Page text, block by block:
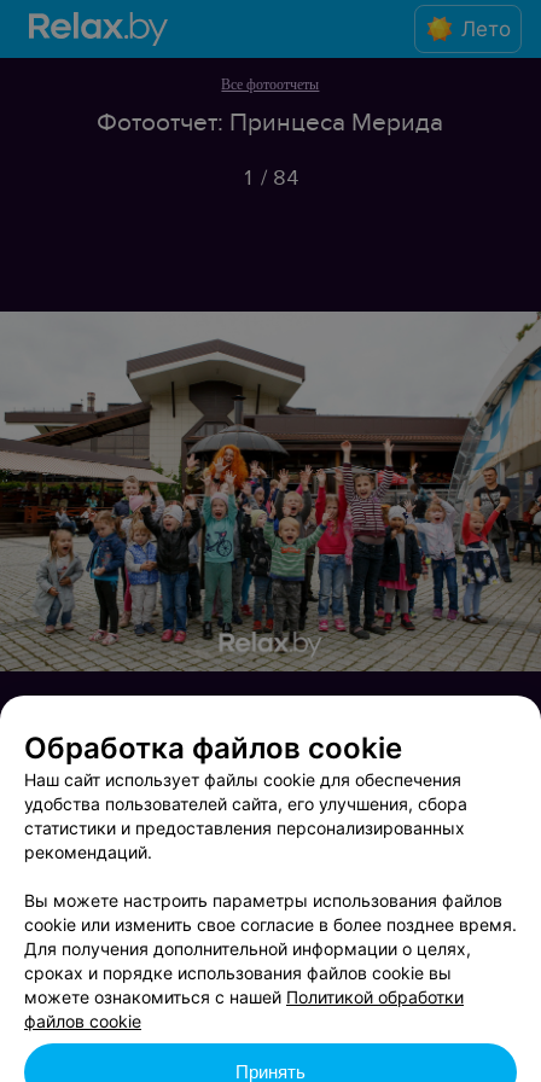
Лето
Все фотоотчеты
Фотоотчет: Принцеса Мерида
1 / 84
Saturday in Гримерка Октоберфест
Обработка файлов cookie
Наш сайт использует файлы cookie для обеспечения
удобства пользователей сайта, его улучшения, сбора
статистики и предоставления персонализированных
рекомендаций.
Вы можете настроить параметры использования файлов
cookie или изменить свое согласие в более позднее время.
Для получения дополнительной информации о целях,
сроках и порядке использования файлов cookie вы
можете ознакомиться с нашей Политикой обработки
файлов cookie
Принять